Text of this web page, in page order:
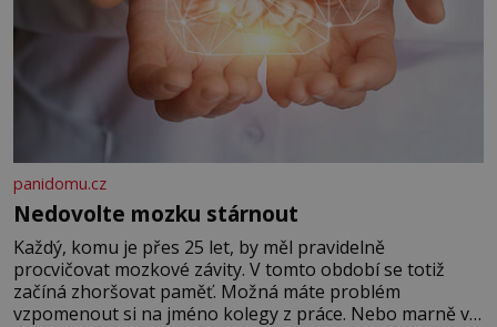
panidomu.cz
Nedovolte mozku stárnout
Každý, komu je přes 25 let, by měl pravidelně
procvičovat mozkové závity. V tomto období se totiž
začíná zhoršovat paměť. Možná máte problém
vzpomenout si na jméno kolegy z práce. Nebo marně v